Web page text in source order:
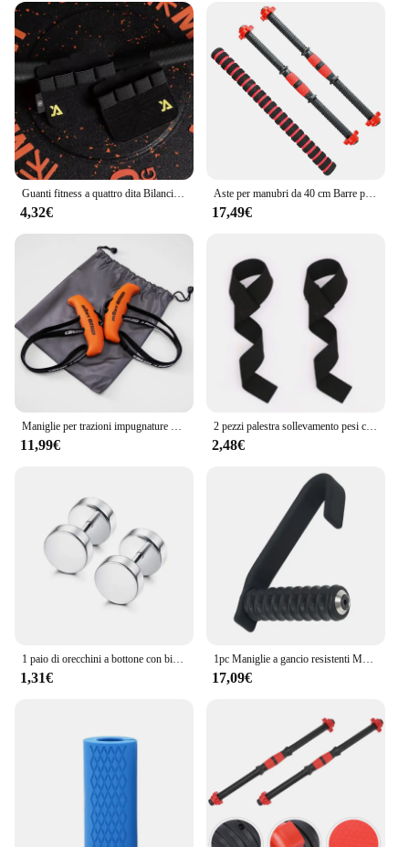
Guanti fitness a quattro dita Bilancieri da palestra Guanti da sollevamento pesi in pelle bovina Antiscivolo Resistente all'usura Palmo Proteggi allenamento Supporto per le mani
4,32€
Aste per manubri da 40 cm Barre per manubri Spinlock per sollevamento pesi in acciaio solido con connettore Maniglie per manubri per allenamento fitness a casa da palestra
17,49€
Maniglie per trazioni impugnature per allenamento in palestra impugnatura per Fitness maniglie per fascia di resistenza Face Pull, canottaggio, Lat Pulldown, bilancieri per palestra di casa
11,99€
2 pezzi palestra sollevamento pesi cinturini da polso Fitness Bodybuilding allenamento cinghie di sollevamento per donna uomo Fitness Crossfit bilancieri Power
2,48€
1 paio di orecchini a bottone con bilanciere CZ in acciaio inossidabile Goth Punk ciondola gli orecchini a cerchio Huggie con piume incrociate per uomo donna
1,31€
1pc Maniglie a gancio resistenti Manopole Pull Up Maniglie a forma di C per bilancieri Allenamento della forza Resistenza Accessori per attrezzature da palestra
17,09€